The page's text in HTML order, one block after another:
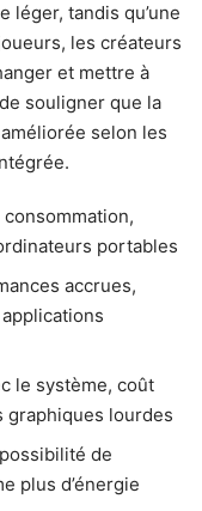
léger, tandis qu’une
les créateurs
et mettre à
souligner que la
selon les
portables
accrues,
le système, coût
graphiques lourdes
de
plus d’énergie